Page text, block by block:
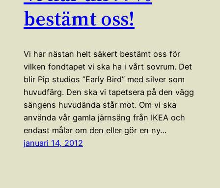
bestämt oss!
Vi har nästan helt säkert bestämt oss för
vilken fondtapet vi ska ha i vårt sovrum. Det
blir Pip studios ”Early Bird” med silver som
huvudfärg. Den ska vi tapetsera på den vägg
sängens huvudända står mot. Om vi ska
använda vår gamla järnsäng från IKEA och
endast målar om den eller gör en ny…
januari 14, 2012